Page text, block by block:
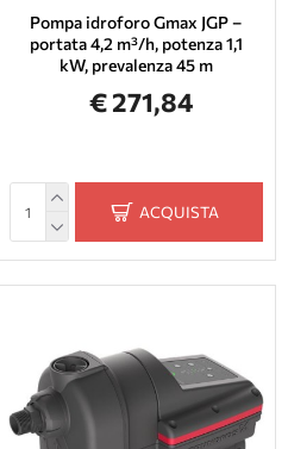
Pompa idroforo Gmax JGP –
portata 4,2 m³/h, potenza 1,1
kW, prevalenza 45 m
€ 271,84
ACQUISTA